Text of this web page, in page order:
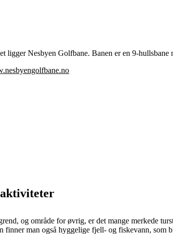
ligger Nesbyen Golfbane. Banen er en 9-
og område for øvrig, er det mange merkede
finner man også hyggelige fjell- og fiskevann, som